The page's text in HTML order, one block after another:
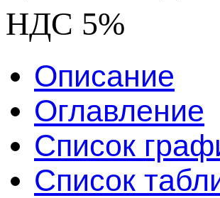
НДС 5%
Описание
Оглавление
Список
Список